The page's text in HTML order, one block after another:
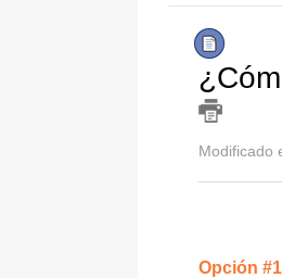
Modificado
Opción #1